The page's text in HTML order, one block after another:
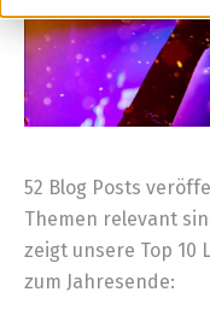
52 Blog Posts
Themen relevant
zeigt unsere Top 10
zum Jahresende: